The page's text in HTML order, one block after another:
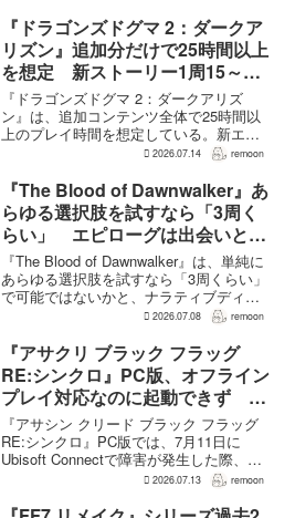
各プ...
『ドラゴンズドグマ 2：ダークア
リズン』追加分だけで25時間以上
を想定 新ストーリー1周15～20
時間、12種ダンジョンは各30分
～1時間
『ドラゴンズドグマ 2：ダークアリズ
ン』は、追加コンテンツ全体で25時間以
上のプレイ時間を想定している。新エリ
ア「ノルガン」で展開されるメインシナ
追加される12種類のユニークダンジョン
「忘れられた試...
2026.07.14 remoon
『The Blood of Dawnwalker』あ
らゆる選択肢を試すなら「3周く
らい」 エピローグは出会いと選
択で変化
『The Blood of Dawnwalker』は、単純に
あらゆる選択肢を試すなら「3周くらい」
で可能ではないかと、ナラティブディレ
クターのJakub Szamałek氏がファミ
はエンディングへ収束...
2026.07.08 remoon
『アサクリ ブラック フラッグ
RE:シンクロ』PC版、オフライン
プレイ対応なのに起動できず
Ubisoft Connect障害時に報告相
次ぐ
『アサシン クリード ブラック フラッグ
RE:シンクロ』PC版では、7月11日に
Ubisoft Connectで障害が発生した際、ゲ
ームを起動できないとの報告が相次い
きなかったという投稿もあり、影響は
2026.07.13 remoon